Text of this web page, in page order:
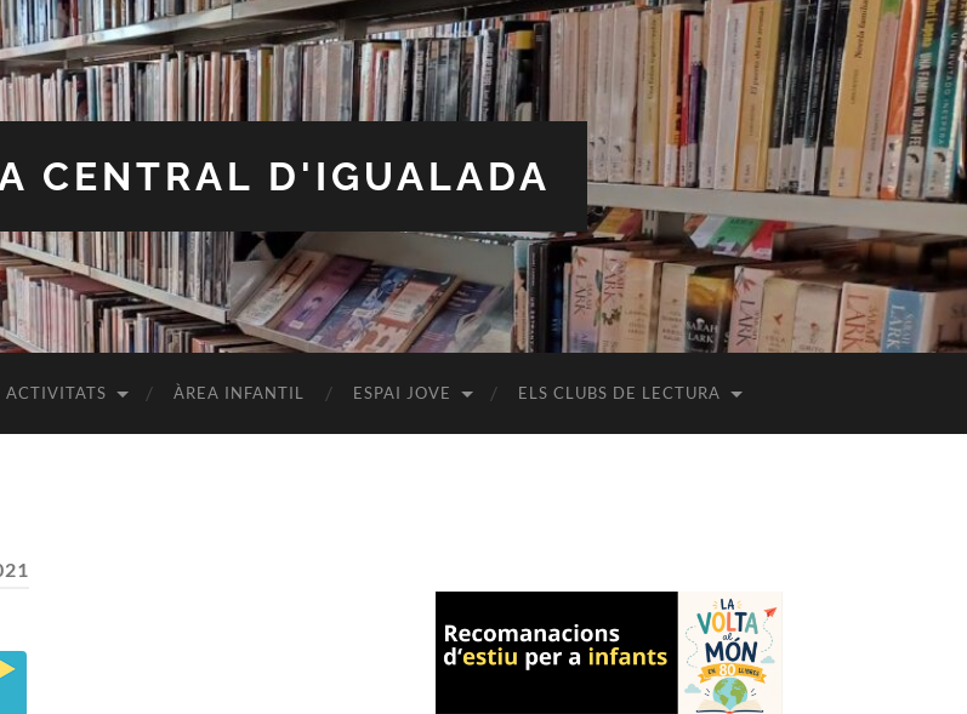
CENTRAL D'IGUALADA
ACTIVITATS ÀREA INFANTIL ESPAI JOVE ELS CLUBS DE LECTURA